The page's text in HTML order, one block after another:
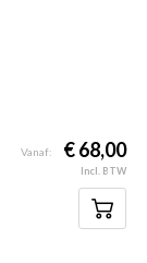
Vanaf: € 68,00
Incl. BTW